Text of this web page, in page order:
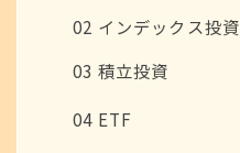
02 インデックス投資
03 積立投資
04 ETF